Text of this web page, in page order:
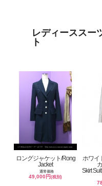
レディーススー
ト
ロングジャケット/Rong
Jacket
通常価格
49,000円(税別)
ホワイ
Skirt